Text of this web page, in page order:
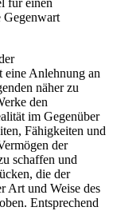
Gegenwart
eine Anlehnung an
näher zu
den
im Gegenüber
Fähigkeiten und
der
schaffen und
die der
Art und Weise des
Entsprechend